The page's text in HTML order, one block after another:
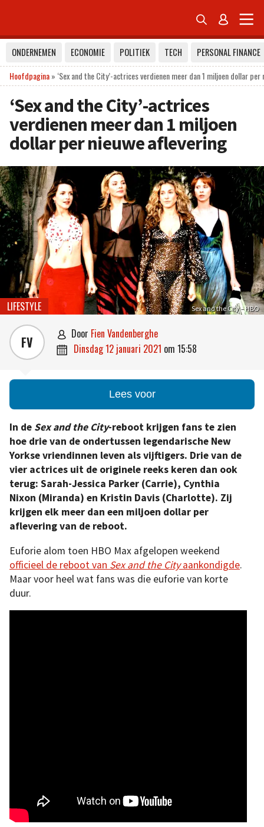
 
ONDERNEMEN ECONOMIE POLITIEK TECH
PERSONAL FINANCE
Hoofdpagina» ‘Sex and the City’-actrices verdienen meer dan 1 miljoen dollar
‘Sex and the City’-actrices
verdienen meer dan 1 miljoen
dollar per nieuwe aflevering
Sex and the City – HBO
LIFESTYLE
FV  door Fien Vandenberghe
 dinsdag 12 januari 2021 om 15:58
Lees voor
In de Sex and the City-reboot krijgen fans te zien
hoe drie van de ondertussen legendarische New
Yorkse vriendinnen leven als vijftigers. Drie van de
vier actrices uit de originele reeks keren dan ook
terug: Sarah-Jessica Parker (Carrie), Cynthia
Nixon (Miranda) en Kristin Davis (Charlotte). Zij
krijgen elk meer dan een miljoen dollar per
aflevering van de reboot.
Euforie alom toen HBO Max afgelopen weekend
officieel de reboot van Sex and the Cityaankondigde.
Maar voor heel wat fans was die euforie van korte
duur.